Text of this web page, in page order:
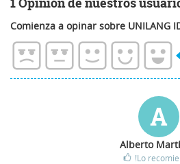
Comienza a opinar sobre UNILANG
A
Alberto
!Lo